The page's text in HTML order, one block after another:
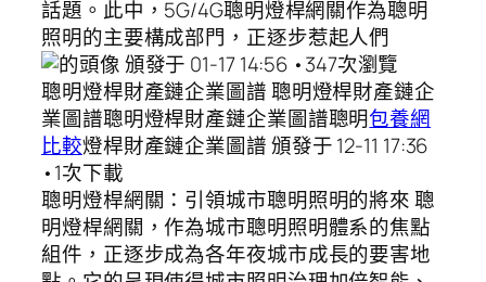
話題。此中，5G/4G聰明燈桿網關作為聰明
照明的主要構成部門，正逐步惹起人們
頒發于 01-17 14:56 •347次瀏覽
聰明燈桿財產鏈企業圖譜 聰明燈桿財產鏈企
業圖譜聰明燈桿財產鏈企業圖譜聰明包養網
比較燈桿財產鏈企業圖譜 頒發于 12-11 17:36
•1次下載
聰明燈桿網關：引領城市聰明照明的將來 聰
明燈桿網關，作為城市聰明照明體系的焦點
組件，正逐步成為各年夜城市成長的要害地